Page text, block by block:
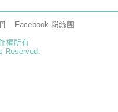
Facebook 粉絲團
權所有
Reserved.